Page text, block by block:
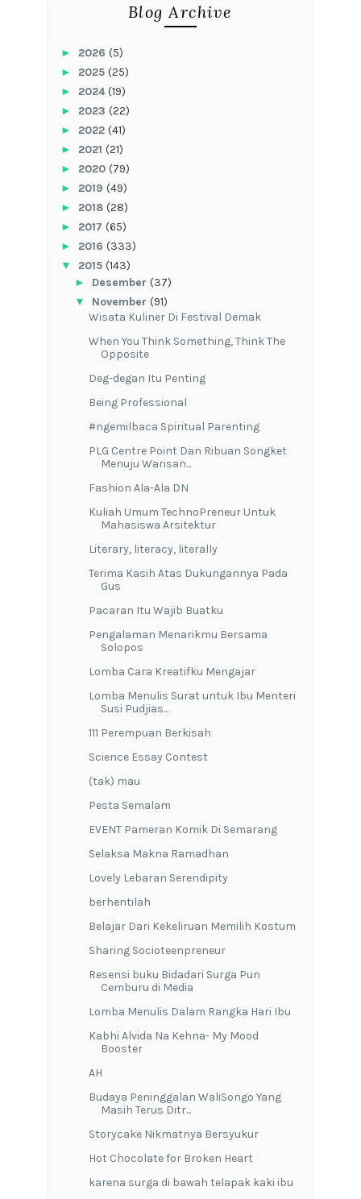
Blog Archive
► 2026 (5)
► 2025 (25)
► 2024(19)
► 2023 (22)
► 2022 (41)
► 2021 (21)
► 2020 (79)
► 2019 (49)
► 2018 (28)
► 2017 (65)
► 2016 (333)
▼ 2015 (143)
► Desember (37)
▼ November (91)
Wisata Kuliner Di Festival Demak
When You Think Something, Think The
Opposite
Deg-degan Itu Penting
Being Professional
#ngemilbaca Spiritual Parenting
PLG Centre Point Dan Ribuan Songket
Menuju Warisan...
Fashion Ala-Ala DN
Kuliah Umum TechnoPreneur Untuk
Mahasiswa Arsitektur
Literary, literacy, literally
Terima Kasih Atas Dukungannya Pada
Gus
Pacaran Itu Wajib Buatku
Pengalaman Menarikmu Bersama
Solopos
Lomba Cara Kreatifku Mengajar
Lomba Menulis Surat untuk Ibu Menteri
Susi Pudjias...
111 Perempuan Berkisah
Science Essay Contest
(tak) mau
Pesta Semalam
EVENT Pameran Komik Di Semarang
Selaksa Makna Ramadhan
Lovely Lebaran Serendipity
berhentilah
Belajar Dari Kekeliruan Memilih Kostum
Sharing Socioteenpreneur
Resensi buku Bidadari Surga Pun
Cemburu di Media
Lomba Menulis Dalam Rangka Hari Ibu
Kabhi Alvida Na Kehna- My Mood
Booster
AH
Budaya Peninggalan WaliSongo Yang
Masih Terus Ditr...
Storycake Nikmatnya Bersyukur
Hot Chocolate for Broken Heart
karena surga di bawah telapak kaki ibu